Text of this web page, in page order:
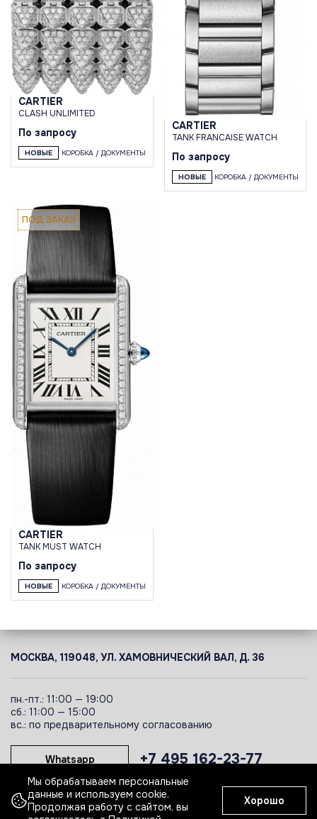
CARTIER
CLASH UNLIMITED
По запросу
НОВЫЕ КОРОБКА / ДОКУМЕНТЫ
CARTIER
TANK FRANСAISE WATCH
По запросу
НОВЫЕ КОРОБКА / ДОКУМЕНТЫ
ПОД ЗАКАЗ
CARTIER
TANK MUST WATCH
По запросу
НОВЫЕ КОРОБКА / ДОКУМЕНТЫ
МОСКВА, 119048, УЛ. ХАМОВНИЧЕСКИЙ ВАЛ, Д. 36
пн.-пт.: 11:00 — 19:00
сб.: 11:00 — 15:00
вс.: по предварительному согласованию
+7 495 162-23-77
Whatsapp
Telegram
Мы обрабатываем персональные
данные и используем cookie.
Продолжая работу с сайтом, вы
Хорошо